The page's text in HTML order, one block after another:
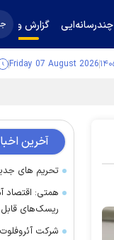
چندرسانه‌ایی گزارش و
Friday 07 August 2026
آخرین
تحریم های
همتی: اقتصاد
ریسک‌های
شرکت آئروفلوت